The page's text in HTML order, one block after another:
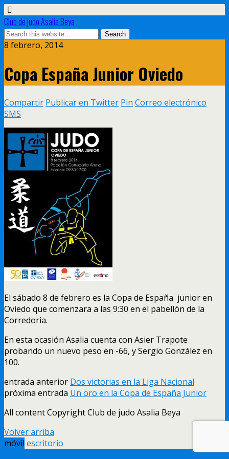
Club de judo Asalia Beya
8 febrero, 2014
Copa España Junior Oviedo
Compartir Publicar en Twitter Pin Correo electrónico
SMS
El sábado 8 de febrero es la Copa de España junior en
Oviedo que comenzara a las 9:30 en el pabellón de la
Corredoria.
En esta ocasión Asalia cuenta con Asier Trapote
probando un nuevo peso en -66, y Sergio González en
100.
entrada anterior Dos victorias en la Liga Nacional
próxima entrada Un oro en la Copa de España Junior
All content Copyright Club de judo Asalia Beya
Volver arriba
móvil escritorio